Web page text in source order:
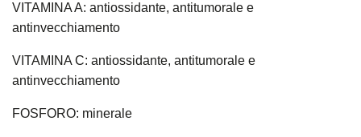
VITAMINA A: antiossidante, antitumorale e
antinvecchiamento
VITAMINA C: antiossidante, antitumorale e
antinvecchiamento
FOSFORO: minerale